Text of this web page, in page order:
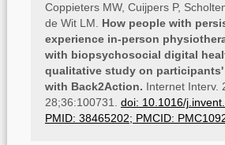
Coppieters MW, Cuijpers P,
de Wit LM. How people with
experience in-person
with biopsychosocial digital
qualitative study on participants'
with Back2Action. Internet Interv.
28;36:100731. doi: 10.1016/
PMID: 38465202; PMCID: